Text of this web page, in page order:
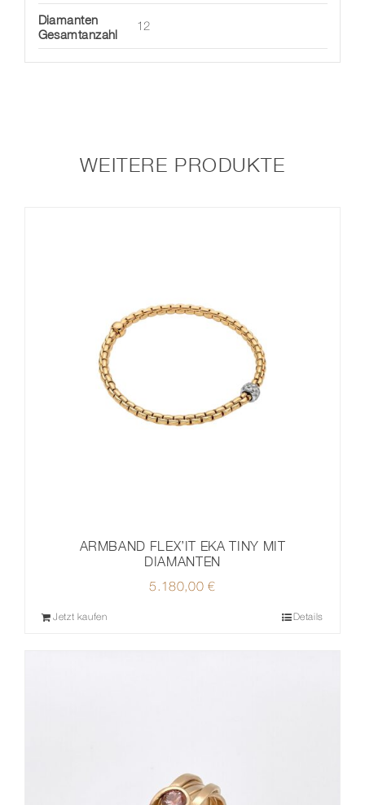
Diamanten
Gesamtanzahl
12
WEITERE PRODUKTE
ARMBAND FLEX’IT EKA TINY MIT
DIAMANTEN
5.180,00€
Jetzt kaufen Details